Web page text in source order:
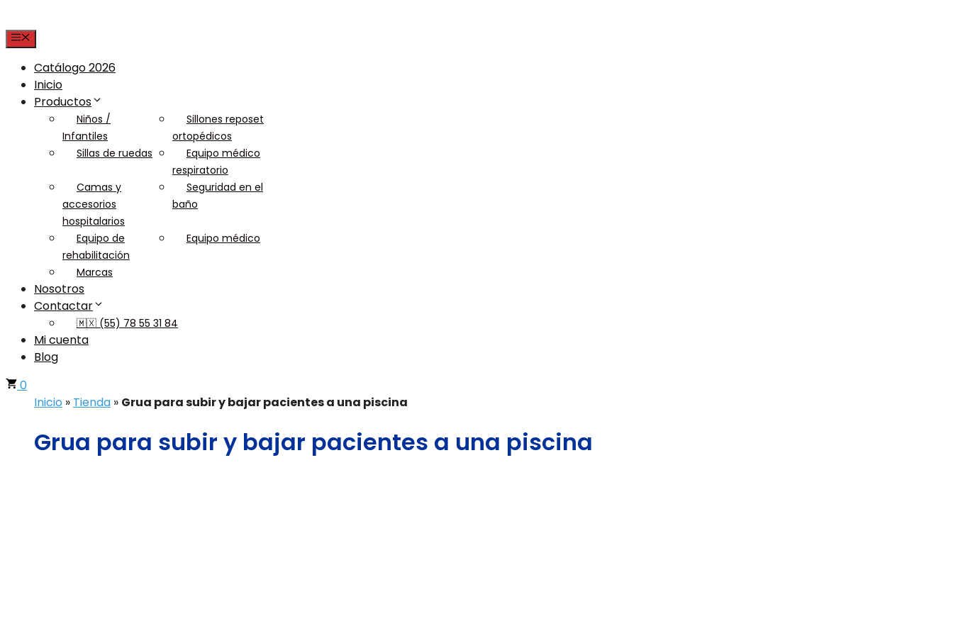
Menu
Catálogo 2026
Inicio
Productos
Niños /
Infantiles
Sillones reposet
ortopédicos
Sillas de ruedas
Equipo médico
respiratorio
Camas y
accesorios
hospitalarios
Seguridad en el
baño
Equipo de
rehabilitación
Equipo médico
Marcas
Nosotros
Contactar
🇲🇽 (55) 78 55 31 84
Mi cuenta
Blog
0
Inicio » Tienda » Grua para subir y bajar pacientes a una piscina
Grua para subir y bajar pacientes a una piscina